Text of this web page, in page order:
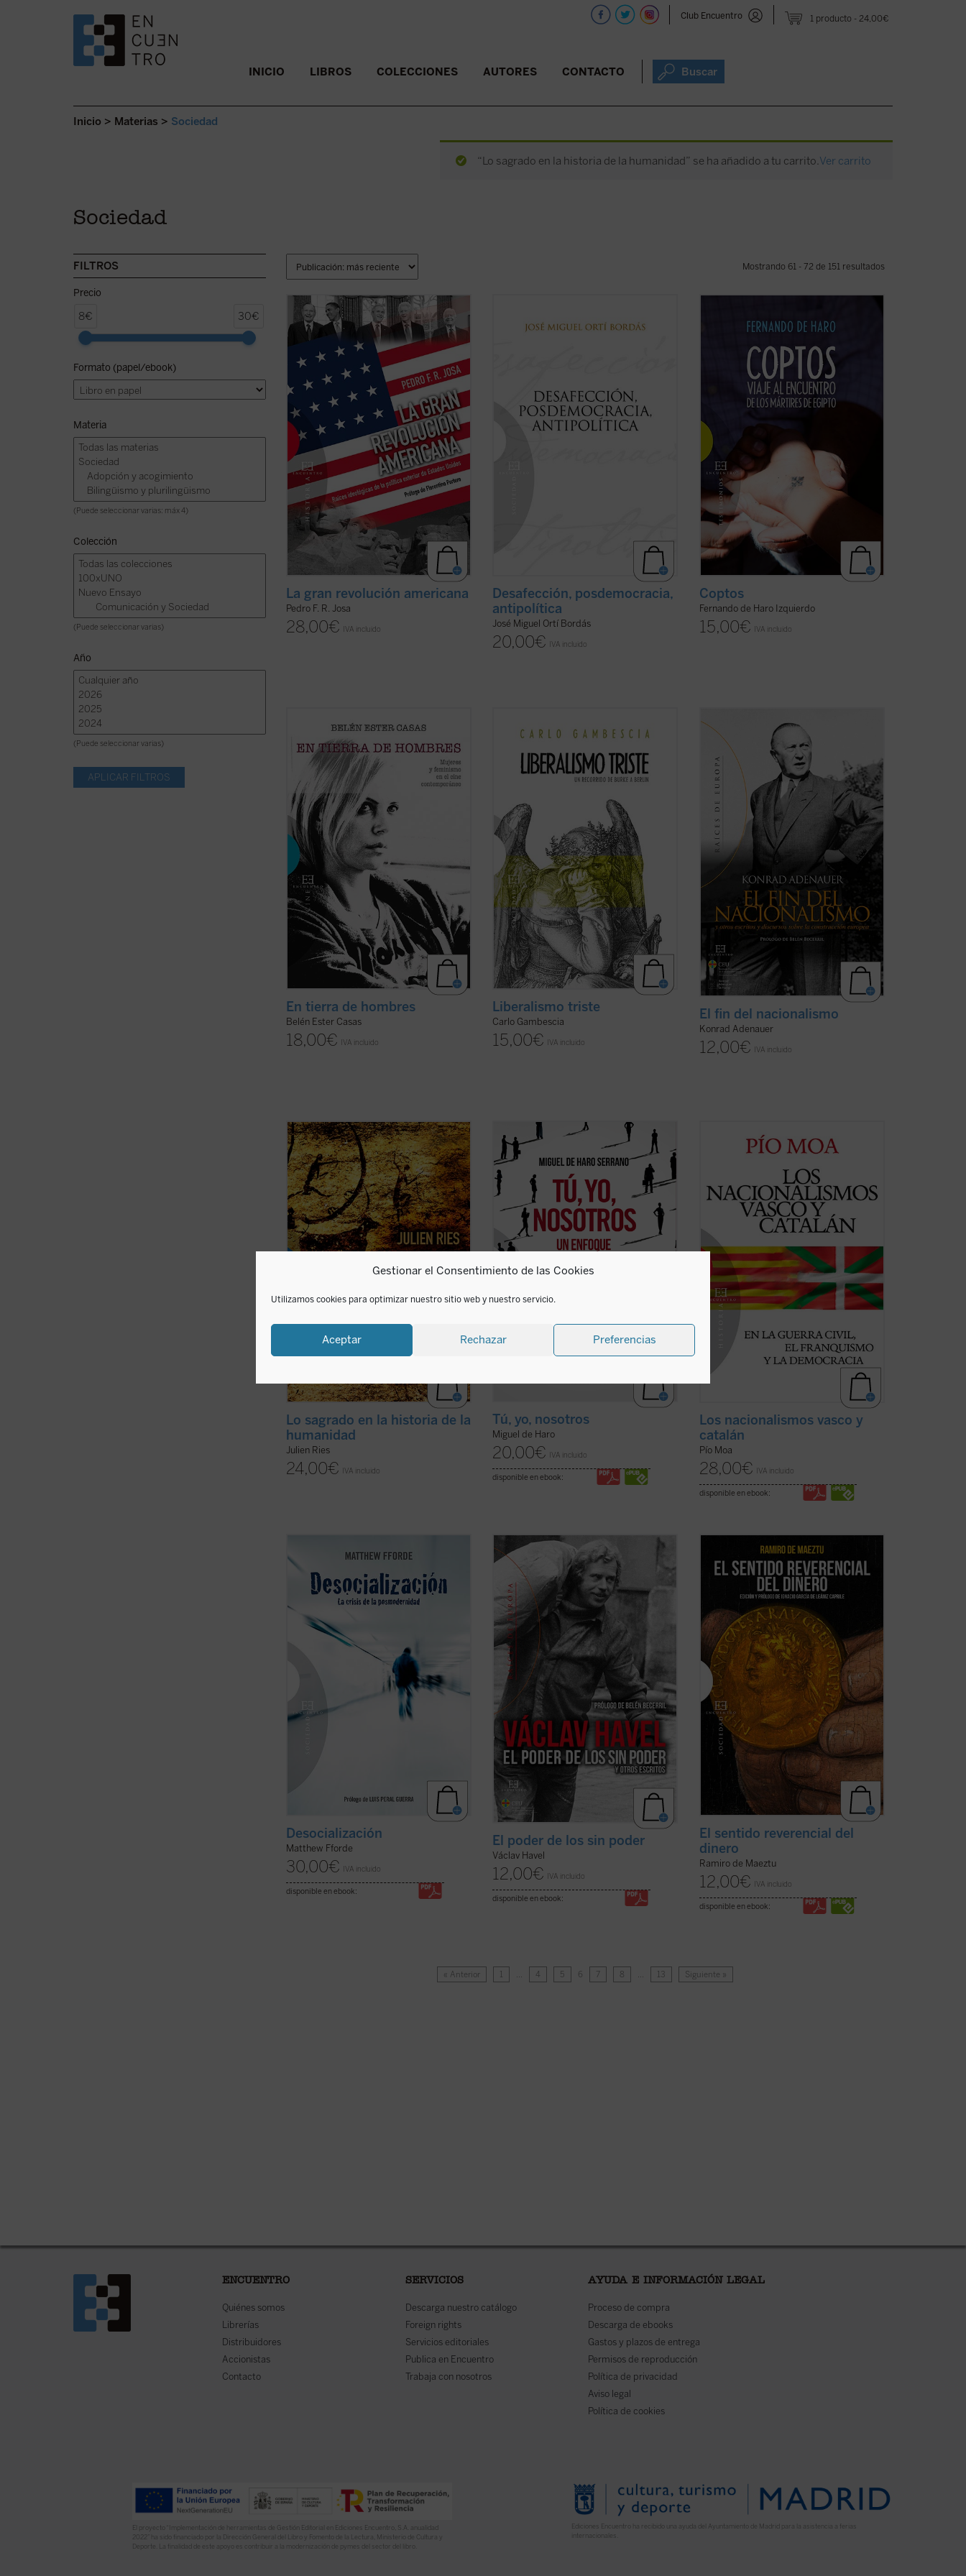
Gestionar el Consentimiento de las Cookies
Utilizamos cookies para optimizar nuestro sitio web y nuestro servicio.
Aceptar Rechazar Preferencias
1 producto 24,00€
Club Encuentro
SALTAR AL CONTENIDO. INICIO LIBROS COLECCIONES AUTORES CONTACTO Buscar
Inicio > Materias > Sociedad
“Lo sagrado en la historia de la humanidad” se ha añadido a tu carrito.Ver carrito
Sociedad
FILTROS
Precio
8€ 30€
Formato (papel/ebook)
Materia
(Puede seleccionar varias: máx 4)
Colección
(Puede seleccionar varias)
Año
(Puede seleccionar varias)
Mostrando 61 - 72 de 151 resultados
Uno de los campos en los que es difícil
que se dé en nuestros días una
confrontación pacífica de ideas es el del
análisis de las políticas de los Estados
Unidos en el ámbito exterior, ya que se
suelen tomar habitualmente como punto
de ...
(ver ficha)
La gran revolución americana
Pedro F. R. Josa
28,00€ IVA incluido
su amplio conocimiento de la política
(ver ficha)
Desafección, posdemocracia,
antipolítica
José Miguel Ortí Bordás
20,00€ IVA incluido
encuentros sobre el terreno, el periodista
actualidad y la historia de estos cristianos
de Oriente Próximo que, a pesar de la
persecución, persisten en su rechazo de
(ver ficha)
Coptos
Fernando de Haro Izquierdo
15,00€ IVA incluido
¿Cómo ha cambiado, desde los
revolucionarios 60, el personaje
femenino en el cine?
En tierra de hombres. Mujeres y
feminismo en el cine contemporáneo
presenta un análisis profundo y sin
prejuicios de las claves de la «nueva ...
(ver ficha)
En tierra de hombres
Belén Ester Casas
18,00€ IVA incluido
El presente libro no pretende ser una
historia detallada y exhaustiva del
pensamiento liberal, sino que aspira a
verificar, como se hace en el campo de la
química o de la física, la cualidad, el valor
examinada ...
Liberalismo triste
Carlo Gambescia
15,00€ IVA incluido
Junto con Jean Monnet, Robert Schuman
o Alcide De Gasperi, el canciller alemán
Konrad Adenauer fue uno de los padres
de Europa, verdadero protagonista del
proceso de integración puesto en marcha
tras la Segunda Guerra Mundial. Se
recogen en esta ...
(ver ficha)
El fin del nacionalismo
Konrad Adenauer
12,00€ IVA incluido
Desde Fustel de Coulanges hasta Mircea
Eliade, la presencia de lo sagrado en las
religiones ha suscitado el interés de
etnólogos, historiadores, teólogos y
sociólogos. Hasta la época moderna, lo
sagrado ha ocupado un lugar central en
la ...(ver ficha)
Lo sagrado en la historia de la
humanidad
Julien Ries
24,00€ IVA incluido
---¿Qué es la sociedad civil?
---Tú, yo, nosotros.
Con esta escueta fórmula, el autor
resume el fundamento de la sociedad
civil: cuando yo, desde mi soledad, busco
al otro, cuando lo necesito o me necesita;
cuando otros ...(ver ficha)
Tú, yo, nosotros
Miguel de Haro
20,00€ IVA incluido
disponible en ebook:
Este libro aspira a disolver en lo posible
las brumas de ignorancia en que se viene
desenvolviendo la política española con
respecto a la cuestión del separatismo.
«Es crítica, innovadora e introduce un
chorro de aire fresco en una zona ...
Los nacionalismos vasco y
catalán
Pío Moa
28,00€ IVA incluido
disponible en ebook:
La dinámica que caracteriza a la
sociedad postmoderna es la pérdida de
vínculos. Esta «desocialización» es
analizada en detalle por Matthew Fforde
en este libro, explorando sus orígenes,
sus características y los mecanismos de
(ver ficha)
Desocialización
Matthew Fforde
30,00€ IVA incluido
disponible en ebook:
El poder de los sin poderes una de las
obras más importantes de Václav Havel
(1936-2011), un ensayo que constituyó un
verdadero grito de libertad en los años
setenta y que pronto se convertiría en un
manifiesto de la disidencia en ...
ficha)
El poder de los sin poder
Václav Havel
12,00€ IVA incluido
disponible en ebook:
Pocas veces hallará el lector una obra tan
sorprendentemente oportuna y
esclarecedora para nuestras actuales
circunstancias económico-financieras y
morales como ésta de Ramiro de Maeztu.
Oportuna, al interrogarnos forzosamente
por las causas ...(ver ficha)
El sentido reverencial del
dinero
Ramiro de Maeztu
12,00€ IVA incluido
disponible en ebook:
« Anterior 1 … 4 5 6 7 8 … 13 Siguiente »
ENCUENTRO
Quiénes somos
Librerías
Distribuidores
Accionistas
Contacto
SERVICIOS
Descarga nuestro catálogo
Foreign rights
Servicios editoriales
Publica en Encuentro
Trabaja con nosotros
AYUDA E INFORMACIÓN LEGAL
Proceso de compra
Descarga de ebooks
Gastos y plazos de entrega
Permisos de reproducción
Política de privacidad
Aviso legal
Política de cookies
El proyecto “Implementación de herramientas de Gestión Editorial en Ediciones Encuentro, S.A. anualidad
2022” ha sido financiado por la Dirección General del Libro y Fomento de la Lectura, Ministerio de Cultura y
Deporte. La finalidad de este apoyo es contribuir a la modernización de pymes del sector del libro.
Ediciones Encuentro ha recibido una ayuda del Ayuntamiento de Madrid para la asistencia a ferias